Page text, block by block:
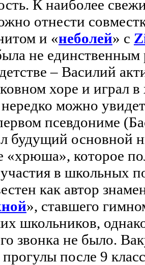
К наиболее
отнести
и «неболей» с
не единственным
– Василий
хоре и играл
можно
псевдониме
будущий основной
«хрюша», которое
в школьных
как автор
», ставшего
школьников,
звонка не было.
после 9